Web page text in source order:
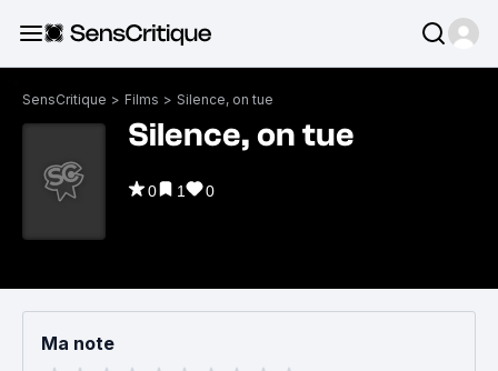
SensCritique > Films > Silence, on tue
Silence, on tue
0 1 0
Ma note